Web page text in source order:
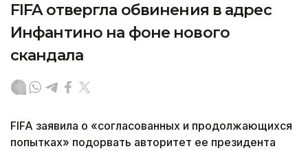
FIFA отвергла обвинения в адрес
Инфантино на фоне нового
скандала
FIFA заявила о «согласованных и продолжающихся
попытках» подорвать авторитет ее президента